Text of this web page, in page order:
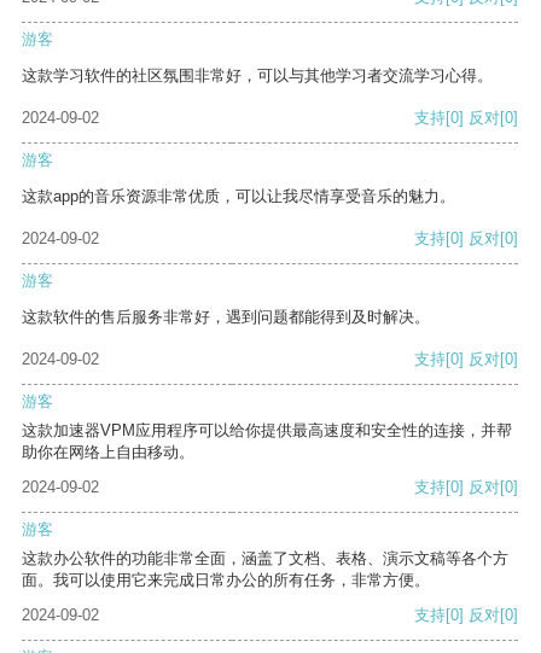
游客
这款学习软件的社区氛围非常好，可以与其他学习者交流学习心得。
2024-09-02 支持[0] 反对[0]
游客
这款app的音乐资源非常优质，可以让我尽情享受音乐的魅力。
2024-09-02 支持[0] 反对[0]
游客
这款软件的售后服务非常好，遇到问题都能得到及时解决。
2024-09-02 支持[0] 反对[0]
游客
这款加速器VPM应用程序可以给你提供最高速度和安全性的连接，并帮
助你在网络上自由移动。
2024-09-02
支持[0] 反对[0]
游客
这款办公软件的功能非常全面，涵盖了文档、表格、演示文稿等各个方
面。我可以使用它来完成日常办公的所有任务，非常方便。
2024-09-02
支持[0] 反对[0]